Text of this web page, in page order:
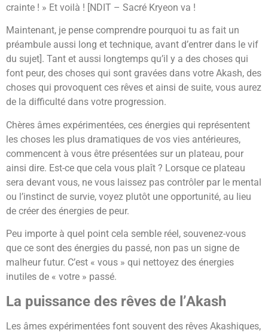
crainte ! » Et voilà ! [NDIT – Sacré Kryeon va !
Maintenant, je pense comprendre pourquoi tu as fait un
préambule aussi long et technique, avant d’entrer dans le vif
du sujet]. Tant et aussi longtemps qu’il y a des choses qui
font peur, des choses qui sont gravées dans votre Akash, des
choses qui provoquent ces rêves et ainsi de suite, vous aurez
de la difficulté dans votre progression.
Chères âmes expérimentées, ces énergies qui représentent
les choses les plus dramatiques de vos vies antérieures,
commencent à vous être présentées sur un plateau, pour
ainsi dire. Est-ce que cela vous plaît ? Lorsque ce plateau
sera devant vous, ne vous laissez pas contrôler par le mental
ou l’instinct de survie, voyez plutôt une opportunité, au lieu
de créer des énergies de peur.
Peu importe à quel point cela semble réel, souvenez-vous
que ce sont des énergies du passé, non pas un signe de
malheur futur. C’est « vous » qui nettoyez des énergies
inutiles de « votre » passé.
La puissance des rêves de l’Akash
Les âmes expérimentées font souvent des rêves Akashiques,